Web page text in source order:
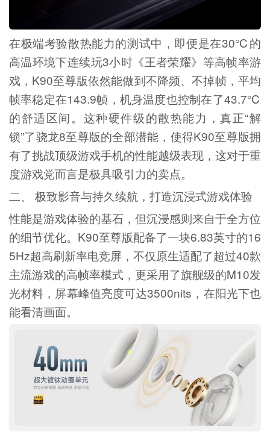
在极端考验散热能力的测试中，即便是在30℃的
高温环境下连续玩3小时《王者荣耀》等高帧率游
戏，K90至尊版依然能做到不降频、不掉帧，平均
帧率稳定在143.9帧，机身温度也控制在了43.7℃
的舒适区间。这种硬件级的散热能力，真正“解
锁”了骁龙8至尊版的全部潜能，使得K90至尊版拥
有了挑战顶级游戏手机的性能越级表现，这对于重
度游戏党而言是极具吸引力的卖点。
二、 极致影音与持久续航，打造沉浸式游戏体验
性能是游戏体验的基石，但沉浸感则来自于全方位
的细节优化。K90至尊版配备了一块6.83英寸的16
5Hz超高刷新率电竞屏，不仅原生适配了超过40款
主流游戏的高帧率模式，更采用了旗舰级的M10发
光材料，屏幕峰值亮度可达3500nits，在阳光下也
能看清画面。